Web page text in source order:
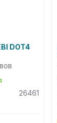
DOT4
26461